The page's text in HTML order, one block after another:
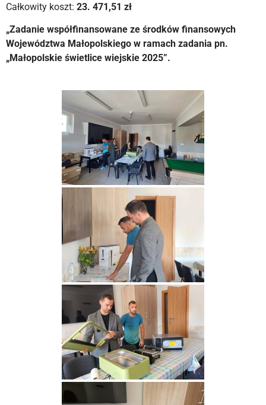
Całkowity koszt: 23. 471,51 zł
„Zadanie współfinansowane ze środków finansowych
Województwa Małopolskiego w ramach zadania pn.
„Małopolskie świetlice wiejskie 2025”.